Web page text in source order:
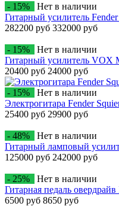
- 15%
Нет в наличии
Гитарный усилитель
282200 руб 332000 руб
- 15%
Нет в наличии
Гитарный усилитель VOX
20400 руб 24000 руб
- 15%
Нет в наличии
Электрогитара Fender
25400 руб 29900 руб
- 48%
Нет в наличии
Гитарный ламповый
125000 руб 242000 руб
- 25%
Нет в наличии
Гитарная педаль
6500 руб 8650 руб